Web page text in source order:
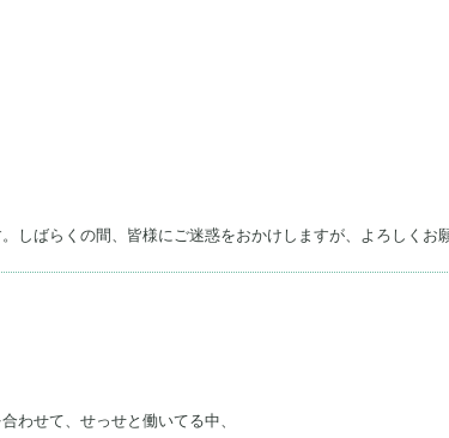
しばらくの間、皆様にご迷惑をおかけしますが、よろしくお
わせて、せっせと働いてる中、